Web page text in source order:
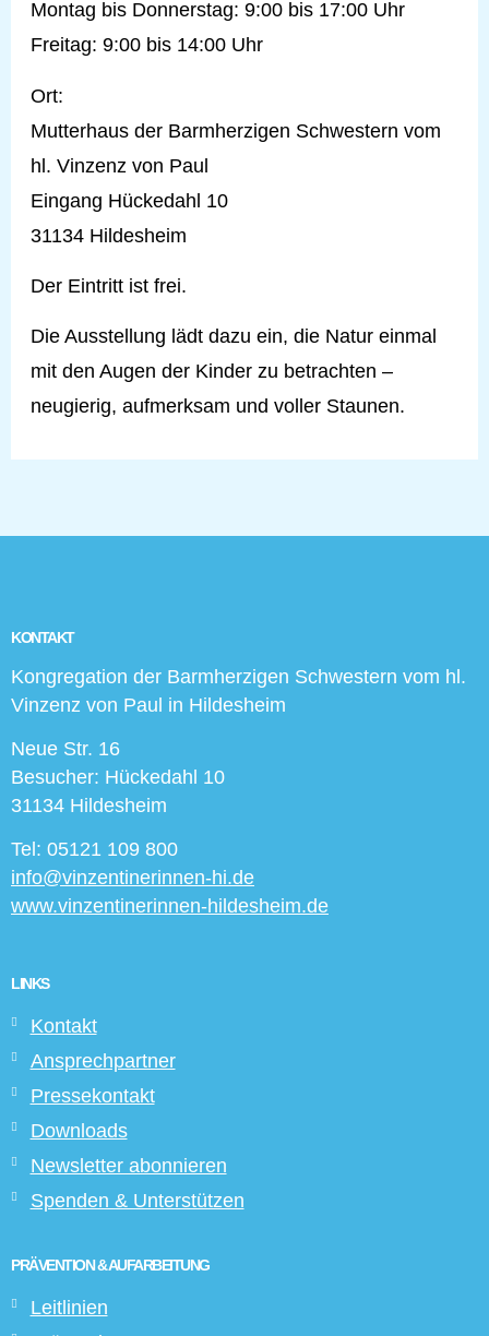
Montag bis Donnerstag: 9:00 bis 17:00 Uhr
Freitag: 9:00 bis 14:00 Uhr
Ort:
Mutterhaus der Barmherzigen Schwestern vom
hl. Vinzenz von Paul
Eingang Hückedahl 10
31134 Hildesheim
Der Eintritt ist frei.
Die Ausstellung lädt dazu ein, die Natur einmal
mit den Augen der Kinder zu betrachten –
neugierig, aufmerksam und voller Staunen.
KONTAKT
Kongregation der Barmherzigen Schwestern vom hl.
Vinzenz von Paul in Hildesheim
Neue Str. 16
Besucher: Hückedahl 10
31134 Hildesheim
Tel: 05121 109 800
info@vinzentinerinnen-hi.de
www.vinzentinerinnen-hildesheim.de
LINKS
Kontakt
Ansprechpartner
Pressekontakt
Downloads
Newsletter abonnieren
Spenden & Unterstützen
PRÄVENTION & AUFARBEITUNG
Leitlinien